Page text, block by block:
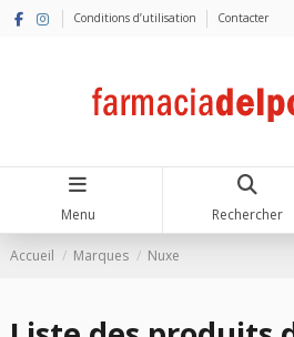
Conditions d’utilisation Contacter
Menu Rechercher
Accueil Marques Nuxe